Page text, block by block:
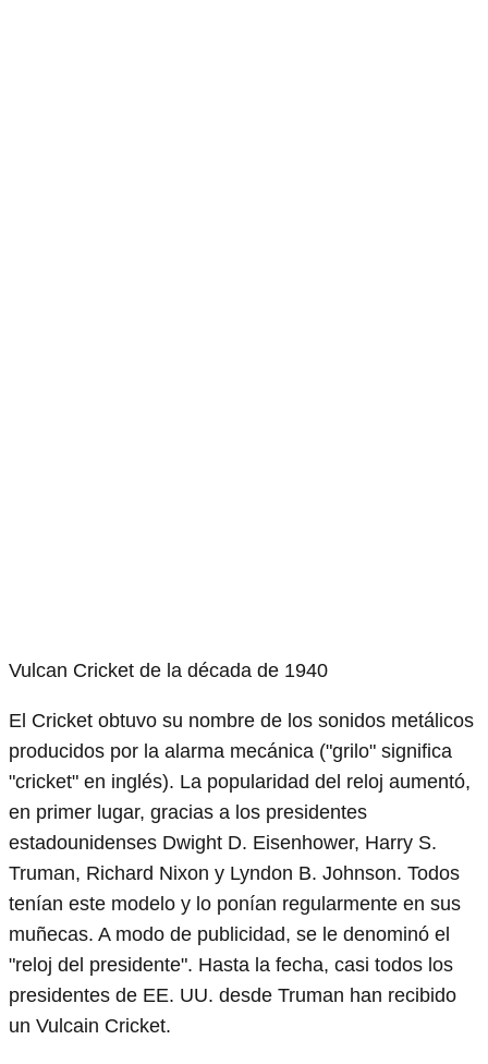
Vulcan Cricket de la década de 1940
El Cricket obtuvo su nombre de los sonidos metálicos
producidos por la alarma mecánica ("grilo" significa
"cricket" en inglés). La popularidad del reloj aumentó,
en primer lugar, gracias a los presidentes
estadounidenses Dwight D. Eisenhower, Harry S.
Truman, Richard Nixon y Lyndon B. Johnson. Todos
tenían este modelo y lo ponían regularmente en sus
muñecas. A modo de publicidad, se le denominó el
"reloj del presidente". Hasta la fecha, casi todos los
presidentes de EE. UU. desde Truman han recibido
un Vulcain Cricket.